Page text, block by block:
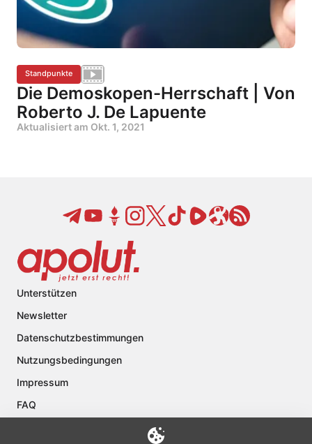
Standpunkte
Die Demoskopen-Herrschaft | Von
Roberto J. De Lapuente
Aktualisiert am Okt. 1, 2021
Unterstützen
Newsletter
Datenschutzbestimmungen
Nutzungsbedingungen
Impressum
FAQ